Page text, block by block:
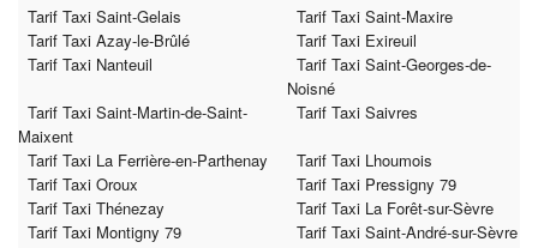
Tarif Taxi Saint-Gelais
Tarif Taxi Saint-Maxire
Tarif Taxi Azay-le-Brûlé
Tarif Taxi Exireuil
Tarif Taxi Nanteuil
Tarif Taxi Saint-Georges-de-
Noisné
Tarif Taxi Saint-Martin-de-Saint-
Maixent
Tarif Taxi Saivres
Tarif Taxi La Ferrière-en-Parthenay
Tarif Taxi Lhoumois
Tarif Taxi Oroux
Tarif Taxi Pressigny 79
Tarif Taxi Thénezay
Tarif Taxi La Forêt-sur-Sèvre
Tarif Taxi Montigny 79
Tarif Taxi Saint-André-sur-Sèvre